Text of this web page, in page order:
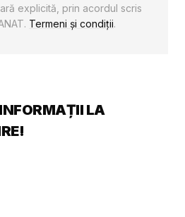
explicită, prin acordul scris
Termeni și condiții.
LA